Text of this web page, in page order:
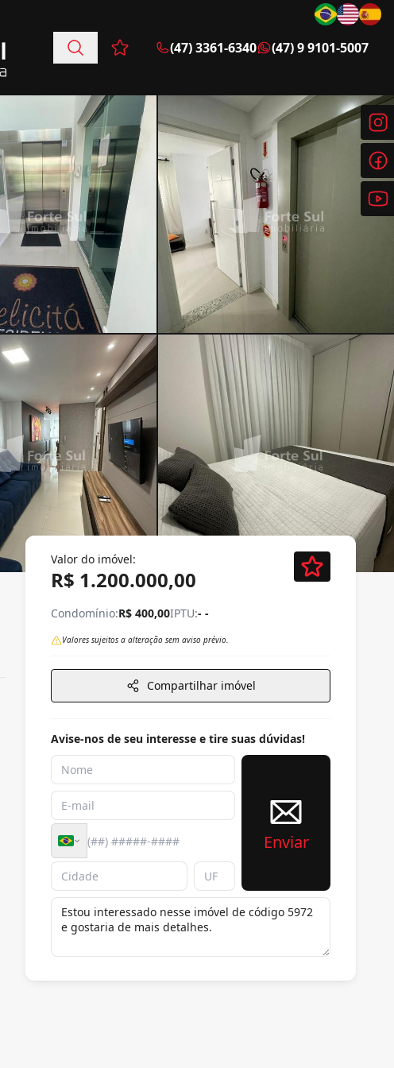
Favoritos (0 itens)
(47) 3361-6340 (47) 9 9101-5007
Valor do imóvel:
R$ 1.200.000,00
Condomínio:R$ 400,00IPTU:- -
Valores sujeitos a alteração sem aviso prévio.
Compartilhar imóvel
Avise-nos de seu interesse e tire suas dúvidas!
Enviar